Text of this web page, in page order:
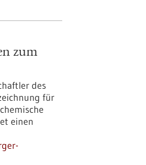
zum
des
für
einen